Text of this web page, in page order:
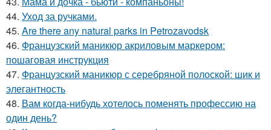
44. Уход за ручками.
45. Are there any natural parks in Petrozavodsk
46. Французский маникюр акриловым маркером:
пошаговая инструкция
47. Французский маникюр с серебряной полоской: шик и
элегантность
48. Вам когда-нибудь хотелось поменять профессию на
один день?